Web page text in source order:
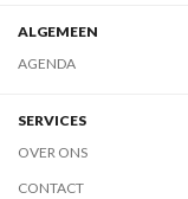
ALGEMEEN
AGENDA
SERVICES
OVER ONS
CONTACT